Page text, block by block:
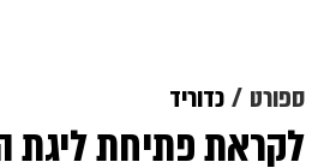
ספורט כדוריד
לקראת פתיחת ליגת